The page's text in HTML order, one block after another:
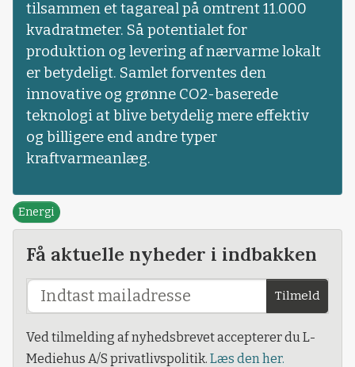
tilsammen et tagareal på omtrent 11.000
kvadratmeter. Så potentialet for
produktion og levering af nærvarme lokalt
er betydeligt. Samlet forventes den
innovative og grønne CO2-baserede
teknologi at blive betydelig mere effektiv
og billigere end andre typer
kraftvarmeanlæg.
Energi
Få aktuelle nyheder i indbakken
Tilmeld
Ved tilmelding af nyhedsbrevet accepterer du L-
Mediehus A/S privatlivspolitik. Læs den her.